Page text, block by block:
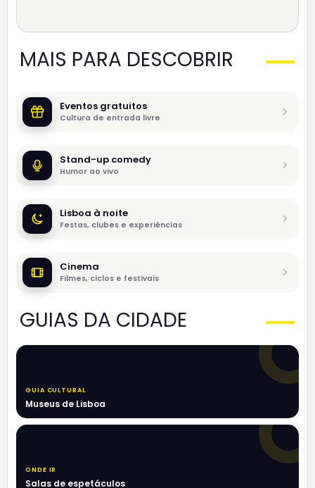
MAIS PARA DESCOBRIR
Eventos gratuitos
Cultura de entrada livre
Stand-up comedy
Humor ao vivo
Lisboa à noite
Festas, clubes e experiências
Cinema
Filmes, ciclos e festivais
GUIAS DA CIDADE
GUIA CULTURAL
Museus de Lisboa
ONDE IR
Salas de espetáculos